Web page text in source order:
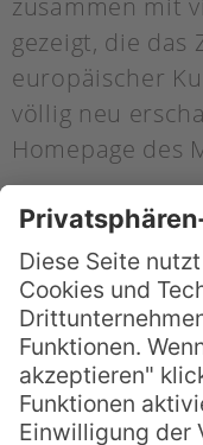
zusammen mit
gezeigt, die das
europäischer
völlig neu
Homepage des
Der 1948 in der
geborene
Vertretern der
Malerei“. Die
zeichnet sich
und eine starke